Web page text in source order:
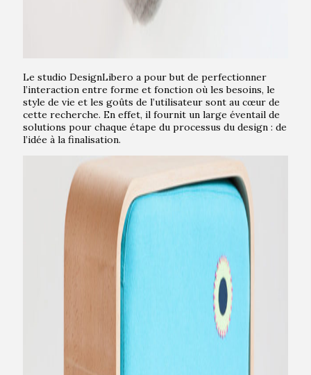
Le studio DesignLibero a pour but de perfectionner
l’interaction entre forme et fonction où les besoins, le
style de vie et les goûts de l’utilisateur sont au cœur de
cette recherche. En effet, il fournit un large éventail de
solutions pour chaque étape du processus du design : de
l’idée à la finalisation.